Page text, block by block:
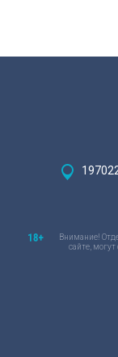
Внимание!
сайте,